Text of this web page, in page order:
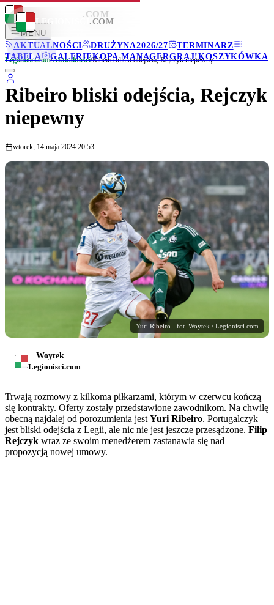
LEGIONISCI .COM
MENU
AKTUALNOŚCI
DRUŻYNA2026/27
TERMINARZ
TABELA
GALERIEKOPA MANAGERGRAJ!KOSZYKÓWKA
LEGIONISCI .COM
Legionisci.com/Aktualności/Ribeiro bliski odejścia, Rejczyk niepewny
Ribeiro bliski odejścia, Rejczyk
niepewny
wtorek, 14 maja 2024 20:53
Yuri Ribeiro - fot. Woytek / Legionisci.com
Woytek
Legionisci.com
Trwają rozmowy z kilkoma piłkarzami, którym w czerwcu kończą
się kontrakty. Oferty zostały przedstawione zawodnikom. Na chwilę
obecną najdalej od porozumienia jest Yuri Ribeiro. Portugalczyk
jest bliski odejścia z Legii, ale nic nie jest jeszcze przesądzone. Filip
Rejczyk wraz ze swoim menedżerem zastanawia się nad
propozycją nowej umowy.